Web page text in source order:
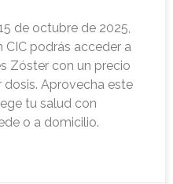
de octubre de 2025,
CIC podrás acceder a
Zóster con un precio
Aprovecha este
tu salud con
o a domicilio.